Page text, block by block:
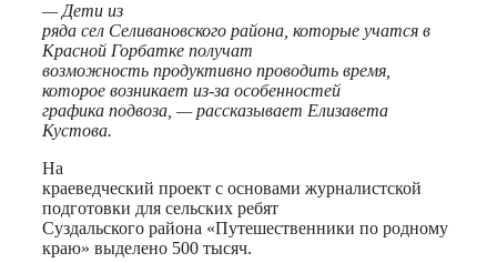
— Дети из
ряда сел Селивановского района, которые учатся в
Красной Горбатке получат
возможность продуктивно проводить время,
которое возникает из-за особенностей
графика подвоза, — рассказывает Елизавета
Кустова.
На
краеведческий проект с основами журналистской
подготовки для сельских ребят
Суздальского района «Путешественники по родному
краю» выделено 500 тысяч.